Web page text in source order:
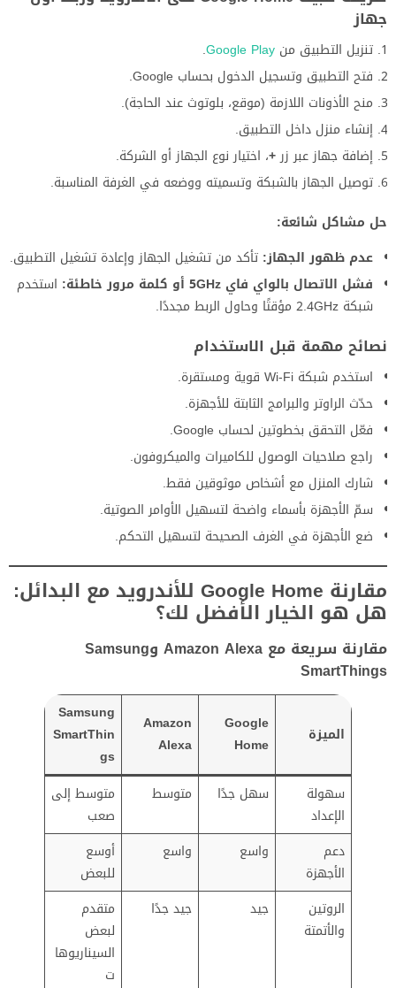
جهاز
تنزيل التطبيق من Google Play
.
فتح التطبيق وتسجيل الدخول بحساب Google.
منح الأذونات اللازمة (موقع، بلوتوث عند الحاجة).
إنشاء منزل داخل التطبيق.
إضافة جهاز عبر زر+، اختيار نوع الجهاز أو الشركة.
توصيل الجهاز بالشبكة وتسميته ووضعه في الغرفة المناسبة.
حل مشاكل شائعة:
عدم ظهور الجهاز: تأكد من تشغيل الجهاز وإعادة تشغيل التطبيق.
فشل الاتصال بالواي فاي 5GHz أو كلمة مرور خاطئة:
استخدم
شبكة 2.4GHz مؤقتًا وحاول الربط مجددًا.
نصائح مهمة قبل الاستخدام
استخدم شبكة Wi‑Fi قوية ومستقرة.
حدّث الراوتر والبرامج الثابتة للأجهزة.
فعّل التحقق بخطوتين لحساب Google.
راجع صلاحيات الوصول للكاميرات والميكروفون.
شارك المنزل مع أشخاص موثوقين فقط.
سمّ الأجهزة بأسماء واضحة لتسهيل الأوامر الصوتية.
ضع الأجهزة في الغرف الصحيحة لتسهيل التحكم.
مقارنة Google Home للأندرويد مع البدائل:
هل هو الخيار الأفضل لك؟
مقارنة سريعة مع Amazon Alexa وSamsung
SmartThings
الميزة
Google
Home
Amazon
Alexa
Samsung
SmartThin
gs
سهولة
الإعداد
سهل جدًا متوسط
متوسط إلى
صعب
دعم
الأجهزة
واسع واسع
أوسع
للبعض
الروتين
والأتمتة
جيد جيد جدًا
متقدم
لبعض
السيناريوها
ت